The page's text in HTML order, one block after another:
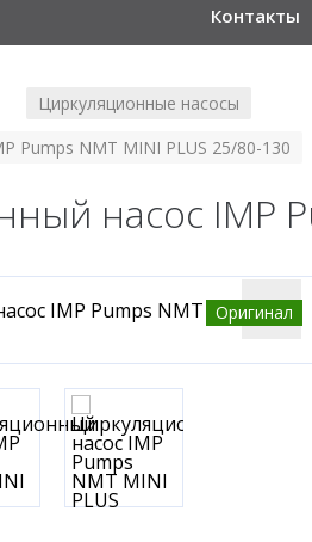
Контакты
Циркуляционные насосы
Pumps NMT MINI PLUS 25/80-130
насос IMP
Оригинал